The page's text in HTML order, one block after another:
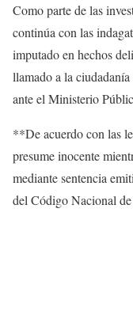
Como parte de las
continúa con las
imputado en hechos
llamado a la
ante el Ministerio
**De acuerdo con las
presume inocente
mediante sentencia
del Código Nacional